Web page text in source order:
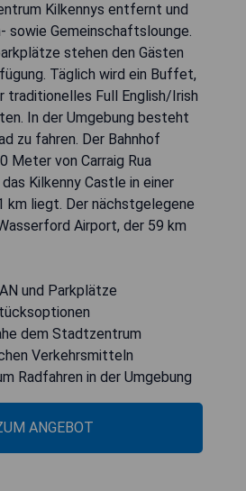
Kilkennys entfernt und
sowie Gemeinschaftslounge.
stehen den Gästen
Täglich wird ein Buffet,
traditionelles Full English/Irish
In der Umgebung besteht
zu fahren. Der Bahnhof
Meter von Carraig Rua
Kilkenny Castle in einer
km liegt. Der nächstgelegene
Airport, der 59 km
und Parkplätze
dem Stadtzentrum
Verkehrsmitteln
Radfahren in der Umgebung
ANGEBOT